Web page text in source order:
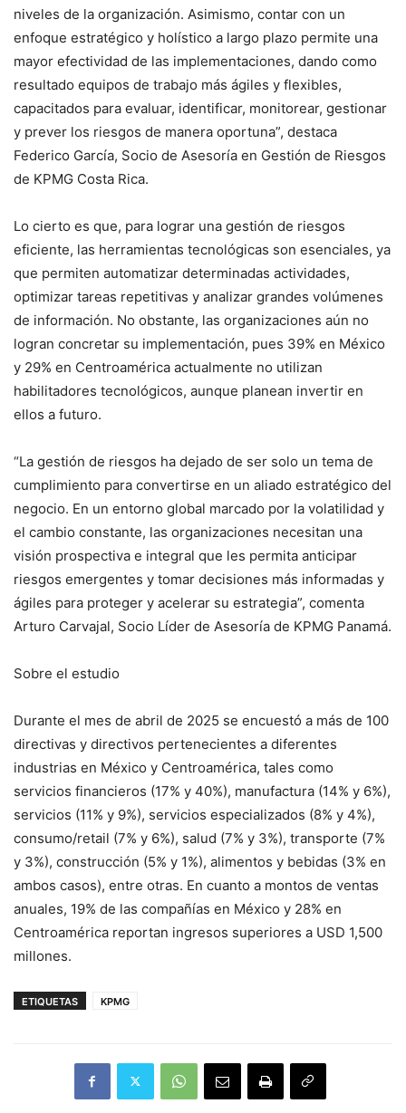
niveles de la organización. Asimismo, contar con un
enfoque estratégico y holístico a largo plazo permite una
mayor efectividad de las implementaciones, dando como
resultado equipos de trabajo más ágiles y flexibles,
capacitados para evaluar, identificar, monitorear, gestionar
y prever los riesgos de manera oportuna”, destaca
Federico García, Socio de Asesoría en Gestión de Riesgos
de KPMG Costa Rica.
Lo cierto es que, para lograr una gestión de riesgos
eficiente, las herramientas tecnológicas son esenciales, ya
que permiten automatizar determinadas actividades,
optimizar tareas repetitivas y analizar grandes volúmenes
de información. No obstante, las organizaciones aún no
logran concretar su implementación, pues 39% en México
y 29% en Centroamérica actualmente no utilizan
habilitadores tecnológicos, aunque planean invertir en
ellos a futuro.
“La gestión de riesgos ha dejado de ser solo un tema de
cumplimiento para convertirse en un aliado estratégico del
negocio. En un entorno global marcado por la volatilidad y
el cambio constante, las organizaciones necesitan una
visión prospectiva e integral que les permita anticipar
riesgos emergentes y tomar decisiones más informadas y
ágiles para proteger y acelerar su estrategia”, comenta
Arturo Carvajal, Socio Líder de Asesoría de KPMG Panamá.
Sobre el estudio
Durante el mes de abril de 2025 se encuestó a más de 100
directivas y directivos pertenecientes a diferentes
industrias en México y Centroamérica, tales como
servicios financieros (17% y 40%), manufactura (14% y 6%),
servicios (11% y 9%), servicios especializados (8% y 4%),
consumo/retail (7% y 6%), salud (7% y 3%), transporte (7%
y 3%), construcción (5% y 1%), alimentos y bebidas (3% en
ambos casos), entre otras. En cuanto a montos de ventas
anuales, 19% de las compañías en México y 28% en
Centroamérica reportan ingresos superiores a USD 1,500
millones.
ETIQUETAS KPMG